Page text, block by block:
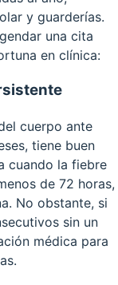
y guarderías.
una cita
en clínica:
cuerpo ante
tiene buen
cuando la fiebre
de 72 horas,
No obstante, si
sin un
médica para